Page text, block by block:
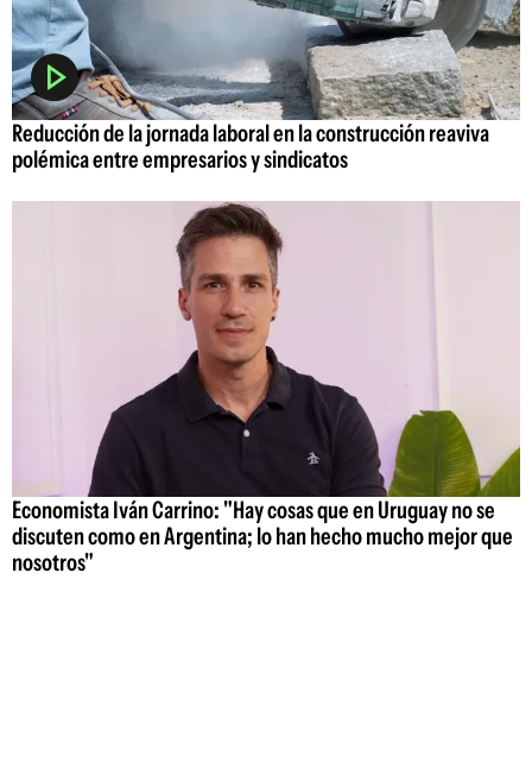
Reducción de la jornada laboral en la construcción reaviva
polémica entre empresarios y sindicatos
Economista Iván Carrino: "Hay cosas que en Uruguay no se
discuten como en Argentina; lo han hecho mucho mejor que
nosotros"